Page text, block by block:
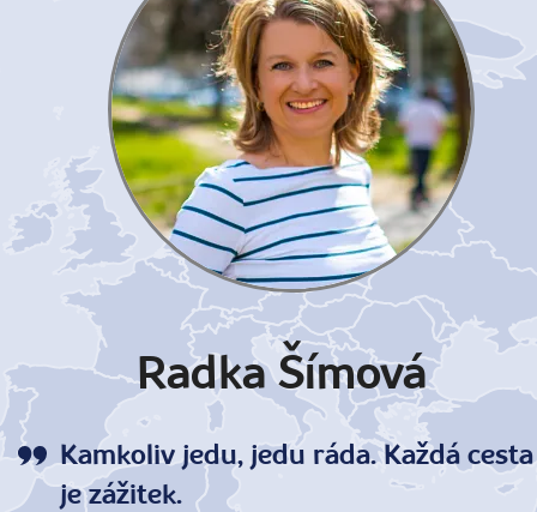
Radka Šímová
Kamkoliv jedu, jedu ráda. Každá cesta
je zážitek.